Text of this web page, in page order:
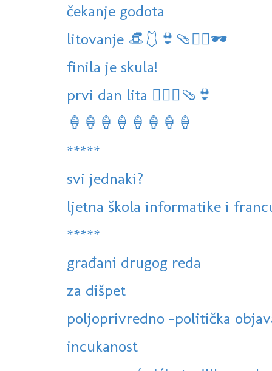
čekanje godota
litovanje 👒🩱👙🩴🏊‍♀️🕶
finila je skula!
prvi dan lita 🏊‍♀️👒🩴👙
🍦🍦🍦🍦🍦🍦🍦🍦
*****
svi jednaki?
ljetna škola informatike i
*****
građani drugog reda
za dišpet
poljoprivredno -politička
incukanost